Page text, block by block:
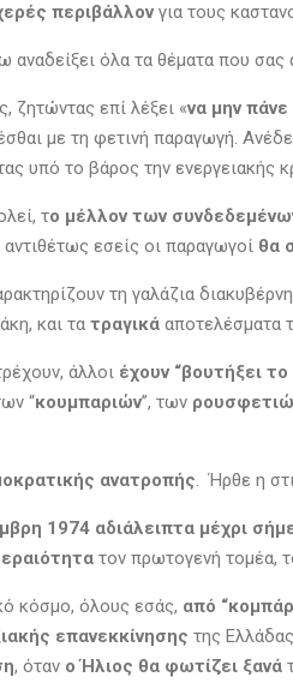
περιβάλλον για τους
αναδείξει όλα τα θέματα που σας
ζητώντας επί λέξει «να μην
με τη φετινή παραγωγή.
υπό το βάρος την ενεργειακής
το μέλλον των
εσείς οι παραγωγοί θα
τη γαλάζια
και τα τραγικά αποτελέσματα
άλλοι έχουν “βουτήξει
“κουμπαριών”, των
ανατροπής. Ήρθε η
1974 αδιάλειπτα μέχρι
τον πρωτογενή τομέα,
κόσμο, όλους εσάς, από
επανεκκίνησης της
, όταν ο Ήλιος θα φωτίζει ξανά